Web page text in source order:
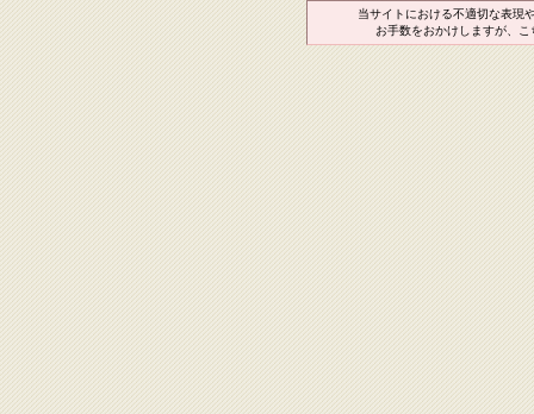
当サイトにおける不適切な表現
お手数をおかけしますが、こ